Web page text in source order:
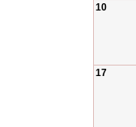
10
17